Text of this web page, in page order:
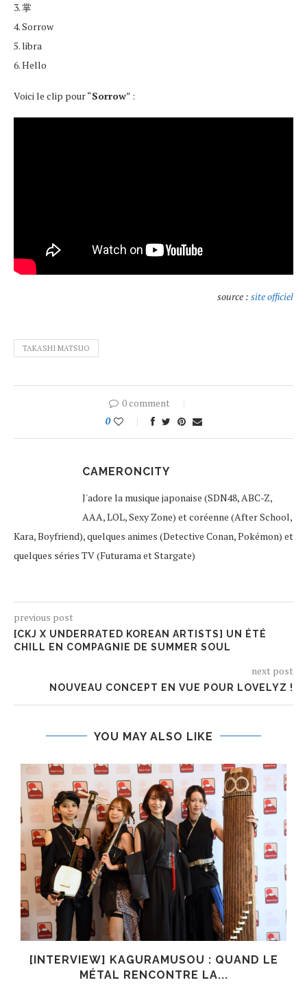
3. 掌
4. Sorrow
5. libra
6. Hello
Voici le clip pour “Sorrow” :
source : site officiel
TAKASHI MATSUO
0 comment
0
CAMERONCITY
J'adore la musique japonaise (SDN48, ABC-Z,
AAA, LOL, Sexy Zone) et coréenne (After School,
Kara, Boyfriend), quelques animes (Detective Conan, Pokémon) et
quelques séries TV (Futurama et Stargate)
previous post
[CKJ X UNDERRATED KOREAN ARTISTS] UN ÉTÉ
CHILL EN COMPAGNIE DE SUMMER SOUL
next post
NOUVEAU CONCEPT EN VUE POUR LOVELYZ !
YOU MAY ALSO LIKE
[INTERVIEW] KAGURAMUSOU : QUAND LE
MÉTAL RENCONTRE LA...